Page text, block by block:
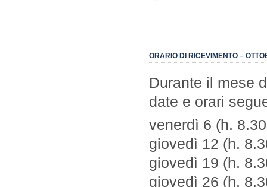
ORARIO DI RICEVIMENTO –
Durante il mese
date e orari
venerdì 6 (h.
giovedì 12 (h.
giovedì 19 (h.
giovedì 26 (h.